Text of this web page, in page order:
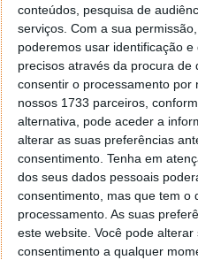
conteúdos, pesquisa de
serviços. Com a sua
poderemos usar identificação
precisos através da procura de
consentir o processamento por
nossos 1733 parceiros,
alternativa, pode aceder a
alterar as suas preferências
consentimento. Tenha em
dos seus dados pessoais
consentimento, mas que tem o
processamento. As suas
este website. Você pode
consentimento a qualquer
Vítor M.
7 de
@Reporter
Desculpa mas o link
o MSn Messenger 8.
Responder
Vítor M.
7 de
@Rui
Tens de encontrar o
janela iniciar e no topo
rato faz propriedades.
clica no botão
geral a opção para